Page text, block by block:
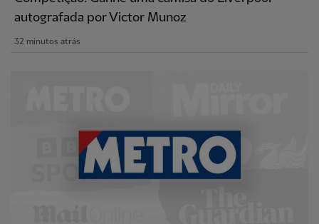
autografada por Victor Munoz
32 minutos atrás